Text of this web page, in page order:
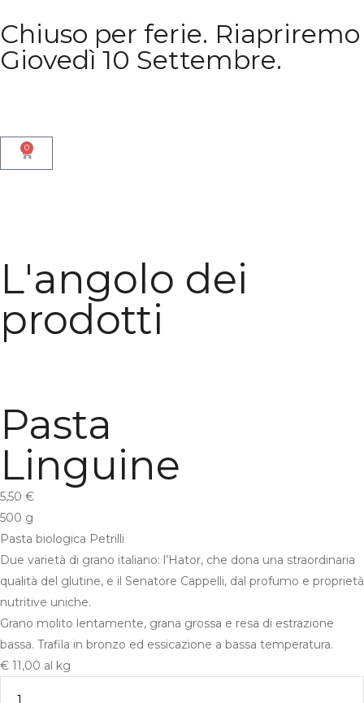
Chiuso per ferie. Riapriremo
Giovedì 10 Settembre.
0
L'angolo dei
prodotti
Pasta
Linguine
5,50 €
500 g
Pasta biologica Petrilli
Due varietà di grano italiano: l’Hator, che dona una straordinaria
qualità del glutine, e il Senatore Cappelli, dal profumo e proprietà
nutritive uniche.
Grano molito lentamente, grana grossa e resa di estrazione
bassa. Trafila in bronzo ed essicazione a bassa temperatura.
€ 11,00 al kg